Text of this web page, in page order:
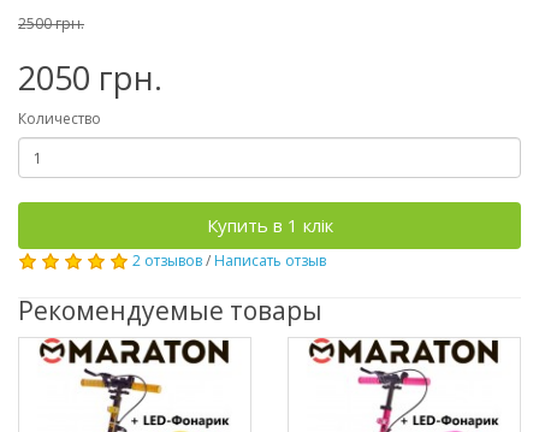
2500 грн.
2050 грн.
Количество
Купить в 1 клік
2 отзывов/ Написать отзыв
Рекомендуемые товары